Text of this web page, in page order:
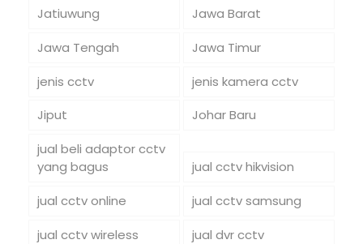
Jatiuwung
Jawa Barat
Jawa Tengah
Jawa Timur
jenis cctv
jenis kamera cctv
Jiput
Johar Baru
jual beli adaptor cctv
yang bagus
jual cctv hikvision
jual cctv online
jual cctv samsung
jual cctv wireless
jual dvr cctv